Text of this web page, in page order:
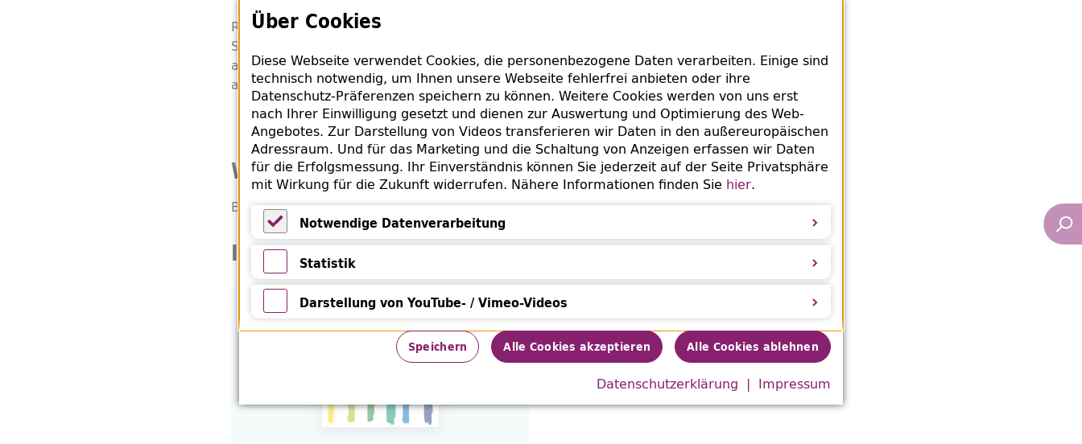
Regelmäßiges, kräftiges Lachen verbessert und stärkt u.a. die Durchblutung, die
Sauerstoffversorgung, das Herz-Kreislauf-System und die körpereigenen Abwehrkräfte. Vor
allem aber: Lachen befreit und entspannt. Es ist eine heitere Form der Meditation, die uns
augenblicklich in die Gegenwart bringt.
Weitere Infos
Bringen Sie sich etwas zu trinken mit.
In Kooperation mit
Über Cookies
Diese Webseite verwendet Cookies, die personenbezogene Daten verarbeiten. Einige sind
technisch notwendig, um Ihnen unsere Webseite fehlerfrei anbieten oder ihre
Datenschutz-Präferenzen speichern zu können. Weitere Cookies werden von uns erst
nach Ihrer Einwilligung gesetzt und dienen zur Auswertung und Optimierung desWeb-
Angebotes. Zur Darstellung von Videos transferieren wir Daten in den außereuropäischen
Adressraum. Und für das Marketing und die Schaltung von Anzeigen erfassen wir Daten
für die Erfolgsmessung. Ihr Einverständnis können Sie jederzeit auf der Seite Privatsphäre
mit Wirkung für die Zukunft widerrufen. Nähere Informationen finden Sie hier.
Notwendige Datenverarbeitung
Notwendige Datenverarbeitung
Statistik
Statistik
Darstellung von YouTube- / Vimeo-Videos
Darstellung von YouTube- / Vimeo-Videos
Speichern Alle Cookies akzeptieren Alle Cookies ablehnen
Datenschutzerklärung Impressum